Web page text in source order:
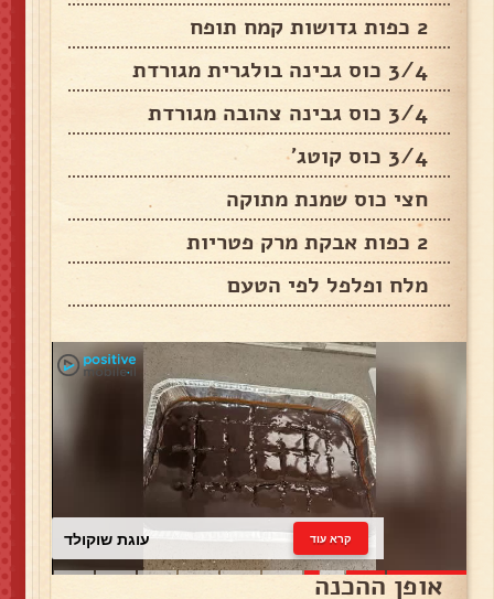
2 כפות גדושות קמח תופח
3/4 כוס גבינה בולגרית מגורדת
3/4 כוס גבינה צהובה מגורדת
3/4 כוס קוטג'
חצי כוס שמנת מתוקה
2 כפות אבקת מרק פטריות
מלח ופלפל לפי הטעם
עוגת שוקולד קרא עוד
אופן ההכנה